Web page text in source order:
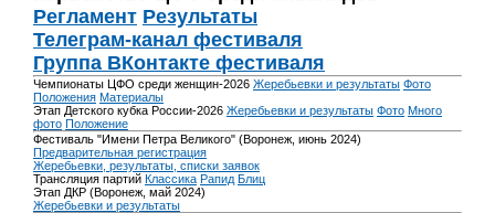
Регламент Результаты
Телеграм-канал фестиваля
Группа ВКонтакте фестиваля
Чемпионаты ЦФО среди женщин-2026 Жеребьевки и результаты Фото
Положения Материалы
Этап Детского кубка России-2026 Жеребьевки и результаты Фото Много
фото Положение
Фестиваль "Имени Петра Великого" (Воронеж, июнь 2024)
Предварительная регистрация
Жеребьевки, результаты, списки заявок
Трансляция партий Классика Рапид Блиц
Этап ДКР (Воронеж, май 2024)
Жеребьевки и результаты